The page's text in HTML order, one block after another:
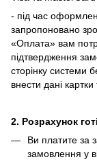
- під час
запропоновано
«Оплата» вам
підтвердження
сторінку системи
внести дані
2. Розрахунок
Ви платите за
замовлення у